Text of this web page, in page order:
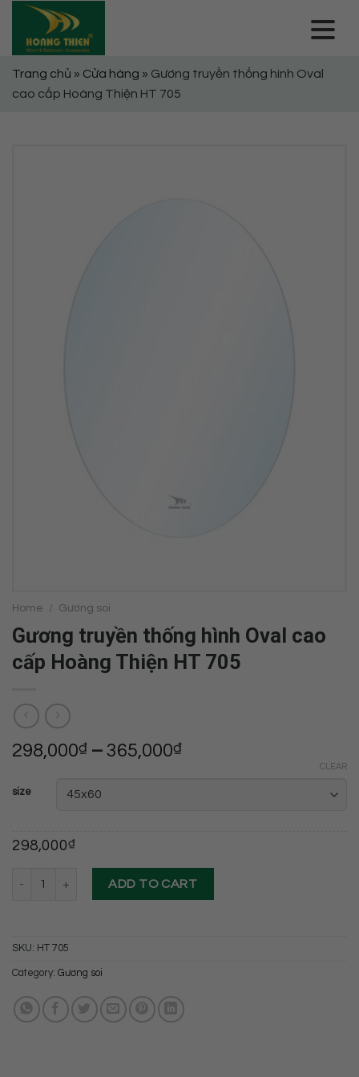
content
Trang chủ » Cửa hàng » Gương truyền thống hình Oval
cao cấp Hoàng Thiện HT 705
Home / Gương soi
Gương truyền thống hình Oval cao
cấp Hoàng Thiện HT 705
298,000₫ – 365,000₫
size
CLEAR
298,000₫
Gương truyền thống hình Oval cao cấp Hoàng Thiện HT 705
ADD TO CART
SKU: HT 705
Category: Gương soi